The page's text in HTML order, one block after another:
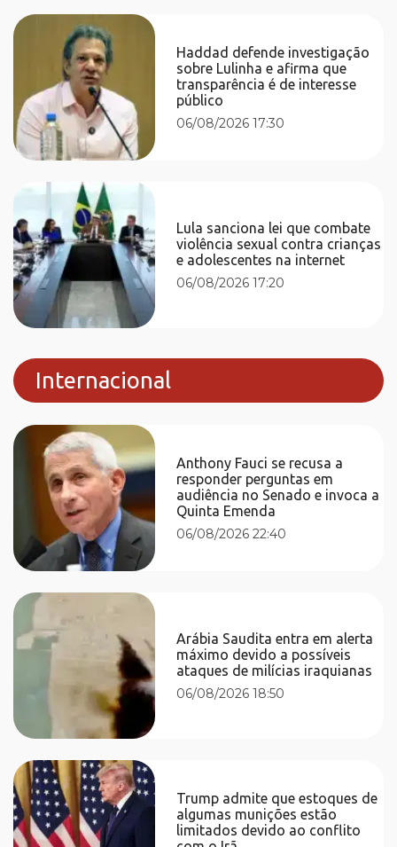
Haddad defende investigação
sobre Lulinha e afirma que
transparência é de interesse
público
06/08/2026 17:30
Lula sanciona lei que combate
violência sexual contra crianças
e adolescentes na internet
06/08/2026 17:20
Internacional
Anthony Fauci se recusa a
responder perguntas em
audiência no Senado e invoca a
Quinta Emenda
06/08/2026 22:40
Arábia Saudita entra em alerta
máximo devido a possíveis
ataques de milícias iraquianas
06/08/2026 18:50
Trump admite que estoques de
algumas munições estão
limitados devido ao conflito